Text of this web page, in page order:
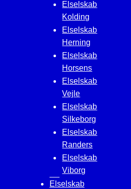
Elselskab
Kolding
Elselskab
Herning
Elselskab
Horsens
Elselskab
Vejle
Elselskab
Silkeborg
Elselskab
Randers
Elselskab
Viborg
Elselskab